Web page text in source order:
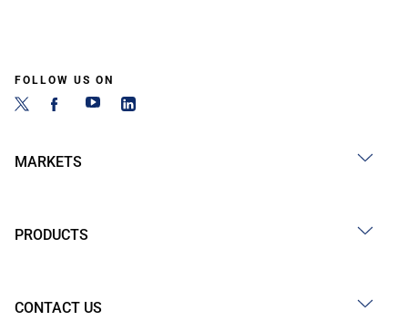
FOLLOW US ON
MARKETS
PRODUCTS
CONTACT US